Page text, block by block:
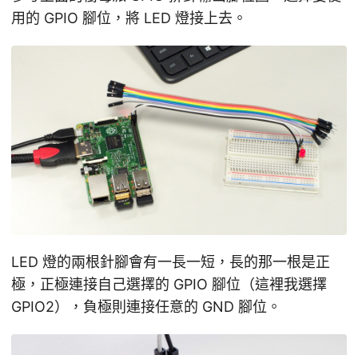
用的 GPIO 腳位，將 LED 燈接上去。
LED 燈的兩根針腳會有一長一短，長的那一根是正
極，正極連接自己選擇的 GPIO 腳位（這裡我選擇
GPIO2），負極則連接任意的 GND 腳位。